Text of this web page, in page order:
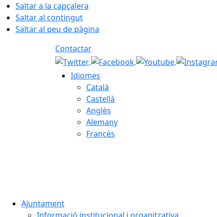
Saltar a la capçalera
Saltar al contingut
Saltar al peu de pàgina
Contactar
Idiomes
Català
Castellà
Anglès
Alemany
Francès
Ajuntament